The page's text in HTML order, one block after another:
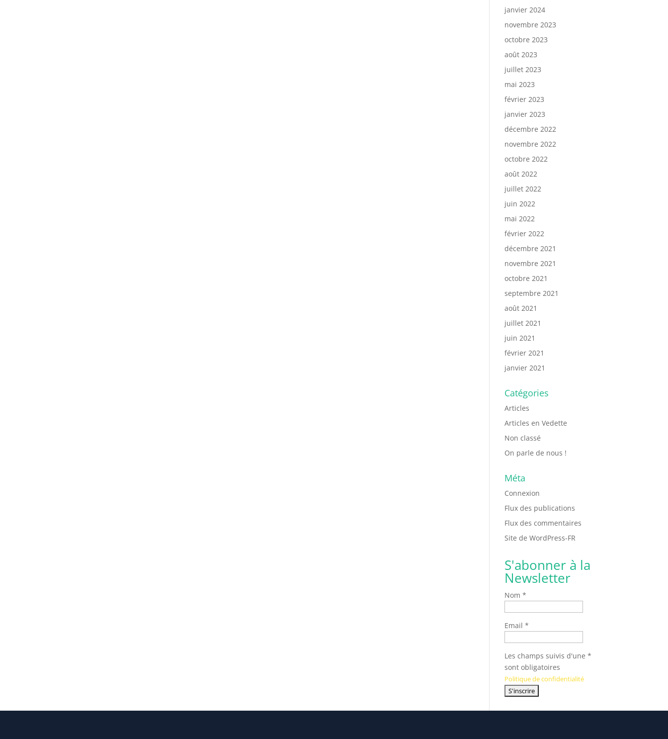
janvier 2024
novembre 2023
octobre 2023
août 2023
juillet 2023
mai 2023
février 2023
janvier 2023
décembre 2022
novembre 2022
octobre 2022
août 2022
juillet 2022
juin 2022
mai 2022
février 2022
décembre 2021
novembre 2021
octobre 2021
septembre 2021
août 2021
juillet 2021
juin 2021
février 2021
janvier 2021
Catégories
Articles
Articles en Vedette
Non classé
On parle de nous !
Méta
Connexion
Flux des publications
Flux des commentaires
Site de WordPress-FR
S'abonner à la
Newsletter
Nom *
Email *
Les champs suivis d'une *
sont obligatoires
Politique de confidentialité